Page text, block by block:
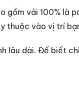
vải 100% là
thuộc vào vị trí
lâu dài. Để biết